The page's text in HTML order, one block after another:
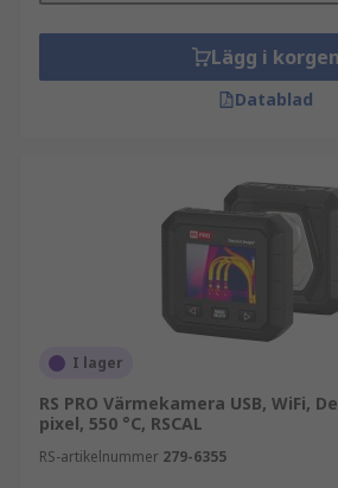
Lägg i korgen
Datablad
I lager
RS PRO Värmekamera USB, WiFi,
pixel, 550 °C, RSCAL
RS-artikelnummer 279-6355